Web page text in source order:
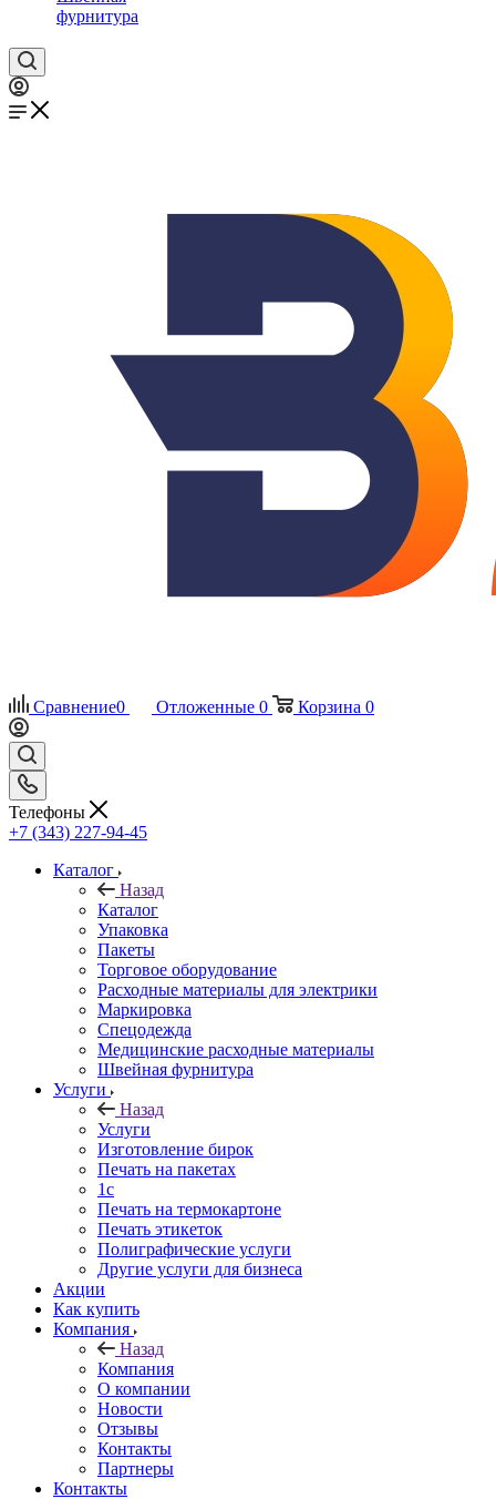
фурнитура
Сравнение0 Отложенные 0 Корзина 0
Телефоны
+7 (343) 227-94-45
Каталог
Назад
Каталог
Упаковка
Пакеты
Торговое оборудование
Расходные материалы для электрики
Маркировка
Спецодежда
Медицинские расходные материалы
Швейная фурнитура
Услуги
Назад
Услуги
Изготовление бирок
Печать на пакетах
1c
Печать на термокартоне
Печать этикеток
Полиграфические услуги
Другие услуги для бизнеса
Акции
Как купить
Компания
Назад
Компания
О компании
Новости
Отзывы
Контакты
Партнеры
Контакты